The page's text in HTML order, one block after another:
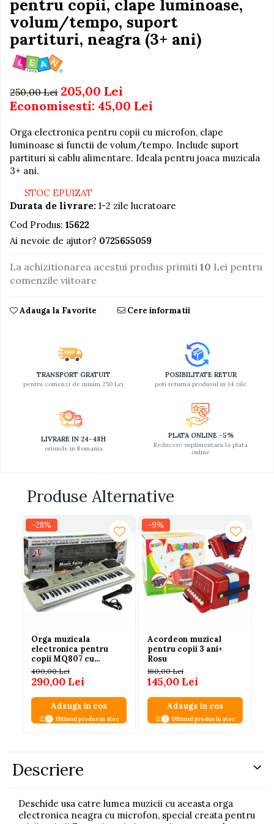
Jucarii de baie
Seturi de frumusete
Caluti balansoar
Interactive, educative si
Figurine
Blocuri de constructie
Covorase de dans
De plus
Fotolii gonflabile
Jocuri sportive
Motociclete
Proiectoare
Set Avioane si submarine
Seturi de doctor
Trenuri cu sine
Vehicule de constructii
Ingrijire cosmetica mamici
Perioada Alaptarii
Perioada Sarcinii
Pompe de san
pentru copii, clape luminoase,
volum/tempo, suport
partituri, neagra (3+ ani)
250,00 Lei 205,00 Lei
Economisesti: 45,00 Lei
Orga electronica pentru copii cu microfon, clape
luminoase si functii de volum/tempo. Include suport
partituri si cablu alimentare. Ideala pentru joaca muzicala
3+ ani.
STOC EPUIZAT
Durata de livrare: 1-2 zile lucratoare
Cod Produs: 15622
Ai nevoie de ajutor? 0725655059
La achizitionarea acestui produs primiti 10 Lei pentru
comenzile viitoare
Adauga la Favorite Cere informatii
TRANSPORT GRATUIT
pentru comenzi de minim 250 Lei
POSIBILITATE RETUR
poti returna produsul in 14 zile
LIVRARE IN 24-48H
oriunde in Romania
PLATA ONLINE -5%
Reducere suplimentara la plata
online
Produse Alternative
-28%
Orga muzicala
electronica pentru
copii MQ807 cu
microfon si difuzoare
400,00 Lei
290,00 Lei
Adauga in cos
Ultimul produs in stoc
-9%
Acordeon muzical
pentru copii 3 ani+
Rosu
160,00 Lei
145,00 Lei
Adauga in cos
Ultimul produs in stoc
Descriere
Deschide usa catre lumea muzicii cu aceasta orga
electronica neagra cu microfon, special creata pentru